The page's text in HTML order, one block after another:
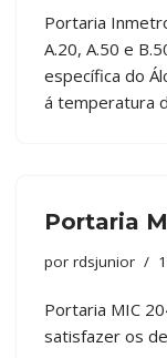
Portaria
A.20, A.50 e
específica do
á temperatura
Portaria
por rdsjunior
Portaria MIC
satisfazer os